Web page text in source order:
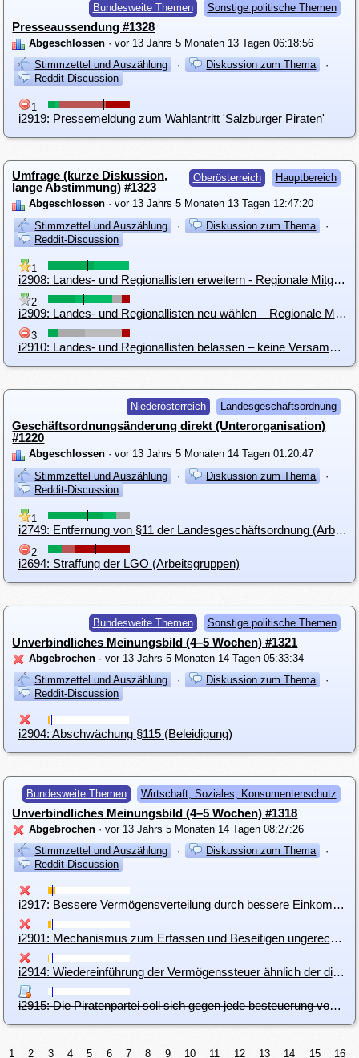
Bundesweite Themen Sonstige politische Themen
Presseaussendung #1328
Abgeschlossen · vor 13 Jahrs 5 Monaten 13 Tagen 06:18:56
Stimmzettel und Auszählung
· Diskussion zum Thema
·
Reddit-Discussion
1
i2919: Pressemeldung zum Wahlantritt 'Salzburger Piraten'
Oberösterreich Hauptbereich
Umfrage (kurze Diskussion,
lange Abstimmung) #1323
Abgeschlossen · vor 13 Jahrs 5 Monaten 13 Tagen 12:47:20
Stimmzettel und Auszählung
· Diskussion zum Thema
·
Reddit-Discussion
1
i2908: Landes- und Regionallisten erweitern - Regionale Mitgliederversammlung einberufen
2
i2909: Landes- und Regionallisten neu wählen – Regionale Mitgliederversammlung einberufen
3
i2910: Landes- und Regionallisten belassen – keine Versammlung einberufen
Niederösterreich Landesgeschäftsordnung
Geschäftsordnungsänderung direkt (Unterorganisation)
#1220
Abgeschlossen · vor 13 Jahrs 5 Monaten 14 Tagen 01:20:47
Stimmzettel und Auszählung
· Diskussion zum Thema
·
Reddit-Discussion
1
i2749: Entfernung von §11 der Landesgeschäftsordnung (Arbeitsgruppen)
2
i2694: Straffung der LGO (Arbeitsgruppen)
Bundesweite Themen Sonstige politische Themen
Unverbindliches Meinungsbild (4–5 Wochen) #1321
Abgebrochen · vor 13 Jahrs 5 Monaten 14 Tagen 05:33:34
Stimmzettel und Auszählung
· Diskussion zum Thema
·
Reddit-Discussion
i2904: Abschwächung §115 (Beleidigung)
Bundesweite Themen Wirtschaft, Soziales, Konsumentenschutz
Unverbindliches Meinungsbild (4–5 Wochen) #1318
Abgebrochen · vor 13 Jahrs 5 Monaten 14 Tagen 08:27:26
Stimmzettel und Auszählung
· Diskussion zum Thema
·
Reddit-Discussion
i2917: Bessere Vermögensverteilung durch bessere Einkommensverteilung
i2901: Mechanismus zum Erfassen und Beseitigen ungerechter Vermögensverteilung
i2914: Wiedereinführung der Vermögenssteuer ähnlich der die 1993 in Österreich abgesafft wurde
i2915: Die Piratenpartei soll sich gegen jede besteuerung von Vermögen aussprechen.
1 2 3 4 5 6 7 8 9 10 11 12 13 14 15
16